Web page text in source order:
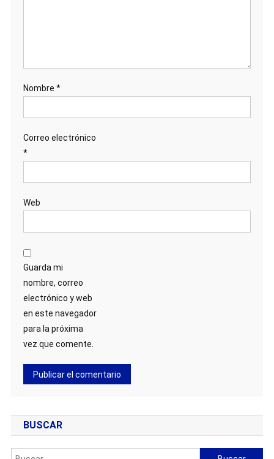
Nombre *
Correo electrónico
*
Web
Guarda mi
nombre, correo
electrónico y web
en este navegador
para la próxima
vez que comente.
BUSCAR
Buscar: